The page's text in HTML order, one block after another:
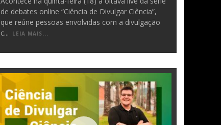
de debates online “Ciência de Divulgar Ciência”,
que reúne pessoas envolvidas com a divulgação
c... LEIA MAIS...